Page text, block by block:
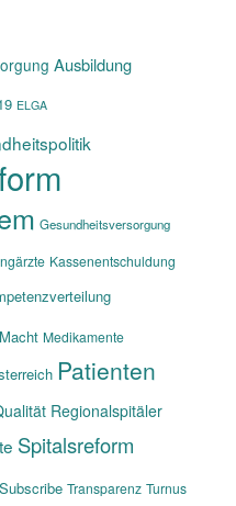
Ausbildung
ELGA
Gesundheitsversorgung
Kassenentschuldung
Macht Medikamente
Patienten
Regionalspitäler
Spitalsreform
Subscribe Transparenz Turnus